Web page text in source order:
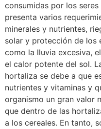
consumidas por los
presenta varios
minerales y nutrientes,
solar y protección de los
como la lluvia excesiva,
el calor potente del sol.
hortaliza se debe a que
nutrientes y vitaminas y
organismo un gran valor
que dentro de las
a los cereales. En tanto,